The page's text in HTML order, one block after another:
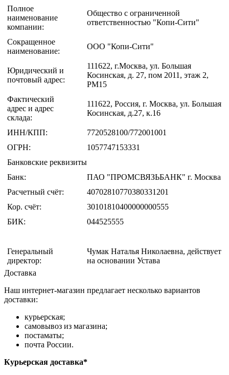
Полное
наименование
компании:
Общество с ограниченной
ответственностью "Копи-Сити"
Сокращенное
наименование:
ООО "Копи-Сити"
Юридический и
почтовый адрес:
111622, г.Москва, ул. Большая
Косинская, д. 27, пом 2011, этаж 2,
РМ15
Фактический
адрес и адрес
склада:
111622, Россия, г. Москва, ул. Большая
Косинская, д.27, к.16
ИНН/КПП:
7720528100/772001001
ОГРН:
1057747153331
Банковские реквизиты
Банк:
ПАО "ПРОМСВЯЗЬБАНК" г. Москва
Расчетный счёт:
40702810770380331201
Кор. счёт:
30101810400000000555
БИК:
044525555
Генеральный
директор:
Чумак Наталья Николаевна, действует
на основании Устава
Доставка
Наш интернет-магазин предлагает несколько вариантов
доставки:
курьерская;
самовывоз из магазина;
постаматы;
почта России.
Курьерская доставка*